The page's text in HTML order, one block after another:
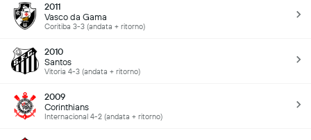
2011
Vasco da Gama
Coritiba 3-3 (andata + ritorno)
2010
Santos
Vitoria 4-3 (andata + ritorno)
2009
Corinthians
Internacional 4-2 (andata + ritorno)